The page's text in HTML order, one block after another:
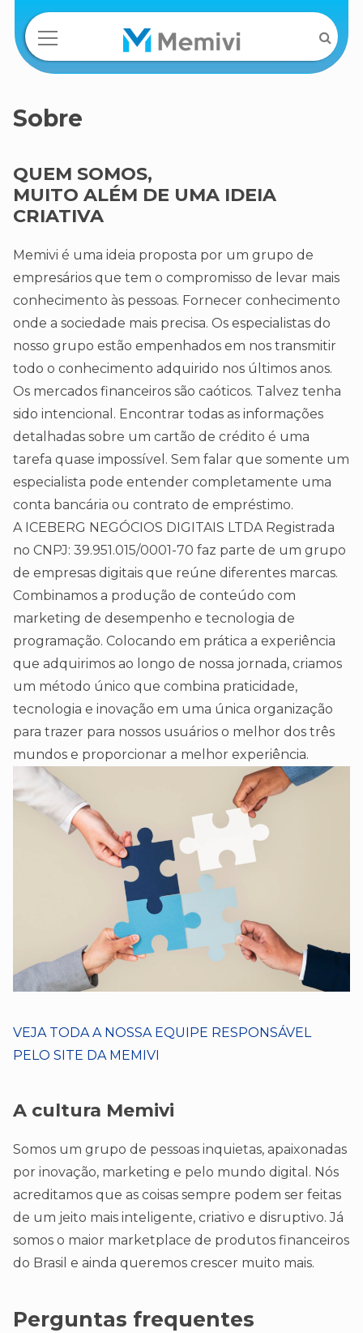
Sobre
QUEM SOMOS,
MUITO ALÉM DE UMA IDEIA
CRIATIVA
Memivi é uma ideia proposta por um grupo de
empresários que tem o compromisso de levar mais
conhecimento às pessoas. Fornecer conhecimento
onde a sociedade mais precisa. Os especialistas do
nosso grupo estão empenhados em nos transmitir
todo o conhecimento adquirido nos últimos anos.
Os mercados financeiros são caóticos. Talvez tenha
sido intencional. Encontrar todas as informações
detalhadas sobre um cartão de crédito é uma
tarefa quase impossível. Sem falar que somente um
especialista pode entender completamente uma
conta bancária ou contrato de empréstimo.
A ICEBERG NEGÓCIOS DIGITAIS LTDA Registrada
no CNPJ: 39.951.015/0001-70 faz parte de um grupo
de empresas digitais que reúne diferentes marcas.
Combinamos a produção de conteúdo com
marketing de desempenho e tecnologia de
programação. Colocando em prática a experiência
que adquirimos ao longo de nossa jornada, criamos
um método único que combina praticidade,
tecnologia e inovação em uma única organização
para trazer para nossos usuários o melhor dos três
mundos e proporcionar a melhor experiência.
VEJA TODA A NOSSA EQUIPE RESPONSÁVEL
PELO SITE DA MEMIVI
A cultura Memivi
Somos um grupo de pessoas inquietas, apaixonadas
por inovação, marketing e pelo mundo digital. Nós
acreditamos que as coisas sempre podem ser feitas
de um jeito mais inteligente, criativo e disruptivo. Já
somos o maior marketplace de produtos financeiros
do Brasil e ainda queremos crescer muito mais.
Perguntas frequentes